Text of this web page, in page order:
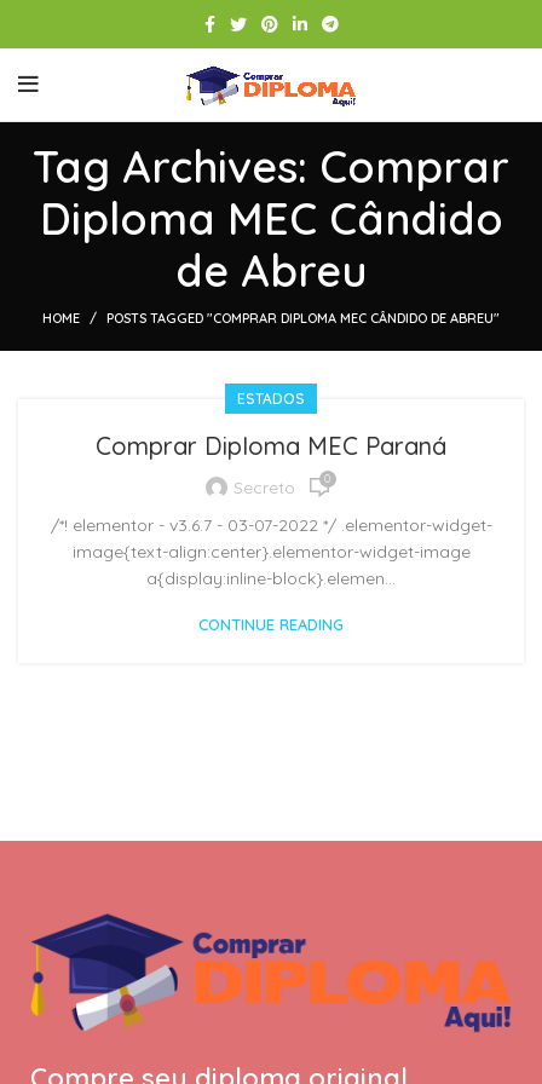
Tag Archives: Comprar
Diploma MEC Cândido
de Abreu
HOME POSTS TAGGED "COMPRAR DIPLOMA MEC CÂNDIDO DE ABREU"
ESTADOS
Comprar Diploma MEC Paraná
Secreto 0
/*! elementor - v3.6.7 - 03-07-2022 */ .elementor-widget-
image{text-align:center}.elementor-widget-image
a{display:inline-block}.elemen...
CONTINUE READING